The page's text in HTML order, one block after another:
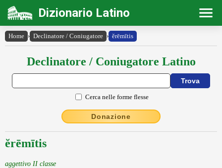
Dizionario Latino
Home › Declinatore / Coniugatore › ĕrēmītis
Declinatore / Coniugatore Latino
Cerca nelle forme flesse
Donazione
ĕrēmītis
aggettivo II classe